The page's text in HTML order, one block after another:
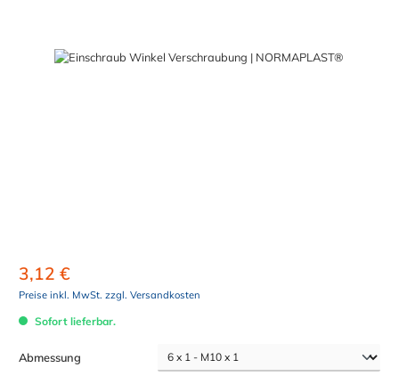
Bildergalerie überspringen
3,12 €
Preise inkl. MwSt. zzgl. Versandkosten
Sofort lieferbar.
Abmessung